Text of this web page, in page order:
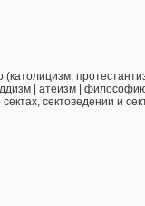
| атеизм |
сектоведении и